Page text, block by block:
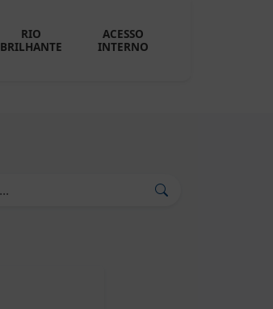
RIO
BRILHANTE
ACESSO
INTERNO